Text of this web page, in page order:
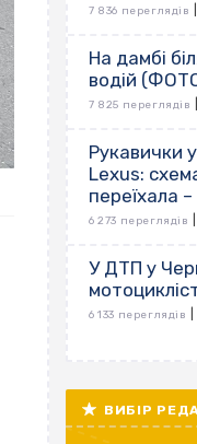
7 836 переглядів
На дамбі
водій
7 825 переглядів
Рукавички
Lexus:
переїхала
6 273 переглядів
У ДТП у
6 133 переглядів
ВИБІР